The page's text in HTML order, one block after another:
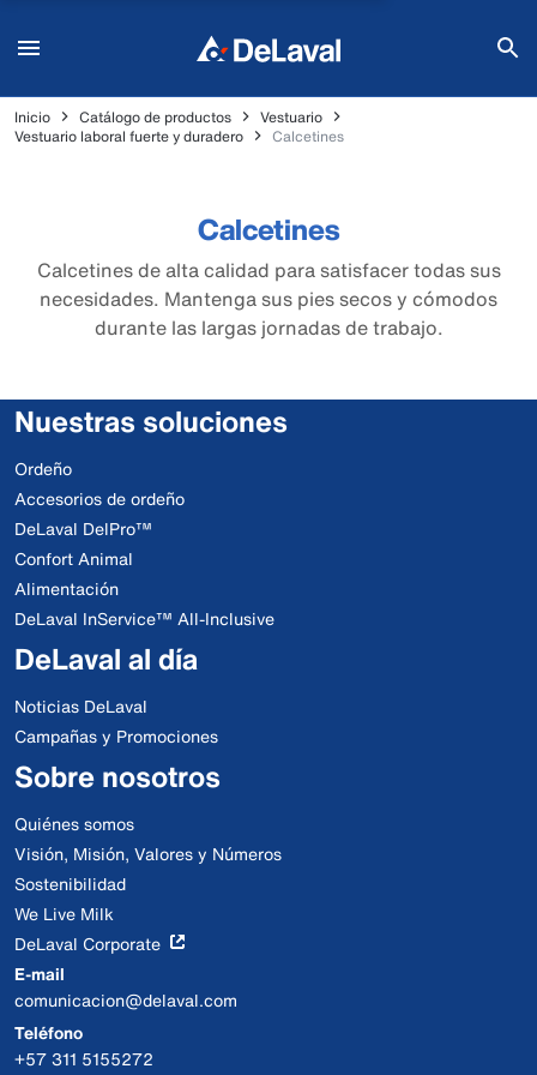
Inicio Catálogo de productos
Vestuario
Vestuario laboral fuerte y duradero
Calcetines
Calcetines
Calcetines de alta calidad para satisfacer todas sus
necesidades. Mantenga sus pies secos y cómodos
durante las largas jornadas de trabajo.
Nuestras soluciones
Ordeño
Accesorios de ordeño
DeLaval DelPro™
Confort Animal
Alimentación
DeLaval InService™ All-Inclusive
DeLaval al día
Noticias DeLaval
Campañas y Promociones
Sobre nosotros
Quiénes somos
Visión, Misión, Valores y Números
Sostenibilidad
We Live Milk
DeLaval Corporate
E-mail
comunicacion@delaval.com
Teléfono
+57 311 5155272